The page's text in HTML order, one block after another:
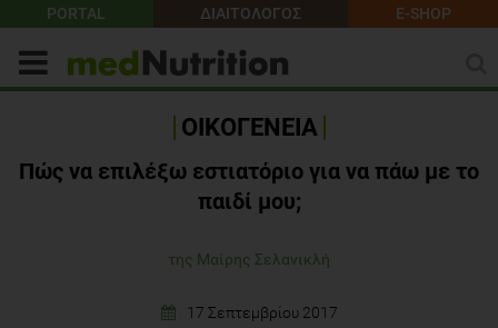
PORTAL ΔΙΑΙΤΟΛΟΓΟΣ E-SHOP
ΟΙΚΟΓΕΝΕΙΑ
Πώς να επιλέξω εστιατόριο για να πάω με το
παιδί μου;
της Μαίρης Σελανικλή
17 Σεπτεμβρίου 2017